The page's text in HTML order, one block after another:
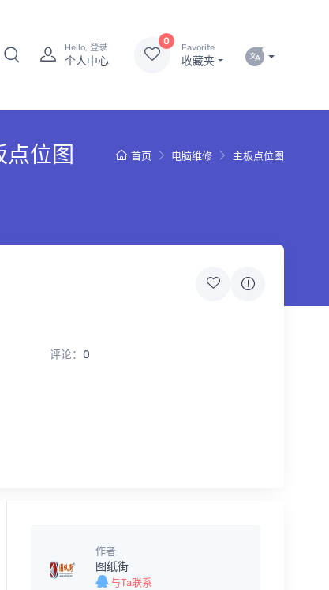
Hello, 登录
个人中心
0
Favorite
收藏夹
首页 电脑维修 主板点位图
点位图
评论： 0
作者
图纸街
与Ta联系